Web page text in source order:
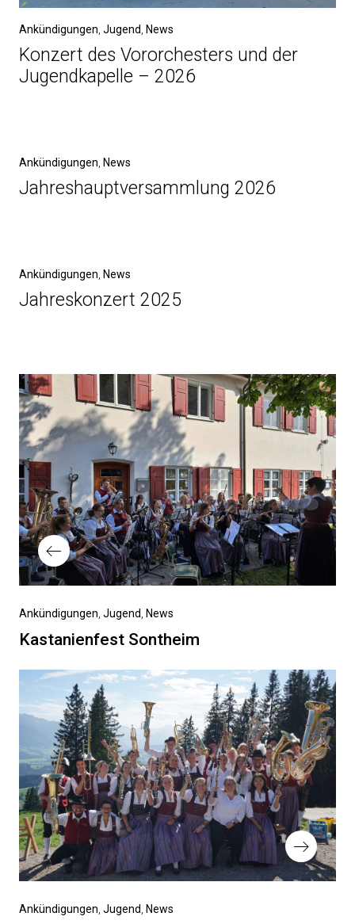
Ankündigungen, Jugend, News
Konzert des Vororchesters und der
Jugendkapelle – 2026
Ankündigungen, News
Jahreshauptversammlung 2026
Ankündigungen, News
Jahreskonzert 2025
Ankündigungen Jugend News
Kastanienfest Sontheim
Ankündigungen Jugend News